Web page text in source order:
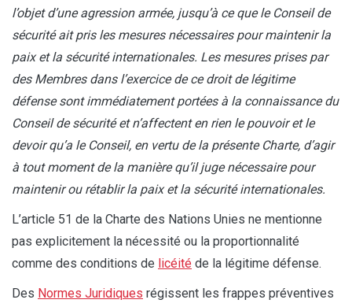
l’objet d’une agression armée, jusqu’à ce que le Conseil de
sécurité ait pris les mesures nécessaires pour maintenir la
paix et la sécurité internationales. Les mesures prises par
des Membres dans l’exercice de ce droit de légitime
défense sont immédiatement portées à la connaissance du
Conseil de sécurité et n’affectent en rien le pouvoir et le
devoir qu’a le Conseil, en vertu de la présente Charte, d’agir
à tout moment de la manière qu’il juge nécessaire pour
maintenir ou rétablir la paix et la sécurité internationales.
L’article 51 de la Charte des Nations Unies ne mentionne
pas explicitement la nécessité ou la proportionnalité
comme des conditions de licéité de la légitime défense.
Des Normes Juridiques régissent les frappes préventives